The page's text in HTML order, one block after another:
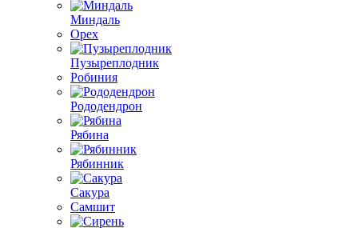
Миндаль
Орех
Пузыреплодник
Робиния
Рододендрон
Рябина
Рябинник
Сакура
Самшит